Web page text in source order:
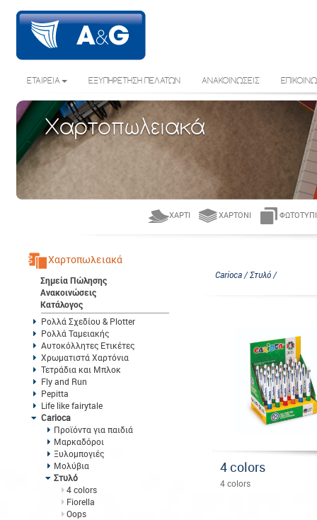
ΕΤΑΙΡΕΙΑ ΕΞΥΠΗΡΕΤΗΣΗ ΠΕΛΑΤΩΝ ΑΝΑΚΟΙΝΩΣΕΙΣ
Χαρτοπωλειακά
ΧΑΡΤΊ ΧΑΡΤΌΝΙ
Χαρτοπωλειακά
Σημεία Πώλησης
Ανακοινώσεις
Κατάλογος
Ρολλά Σχεδίου & Plotter
Ρολλά Ταμειακής
Αυτοκόλλητες Ετικέτες
Χρωματιστά Χαρτόνια
Τετράδια και Μπλοκ
Fly and Run
Pepitta
Life like fairytale
Carioca
Προϊόντα για παιδιά
Μαρκαδόροι
Ξυλομπογιές
Μολύβια
Στυλό
4 colors
Fiorella
Oops
Carioca / Στυλό /
4 colors
4 colors